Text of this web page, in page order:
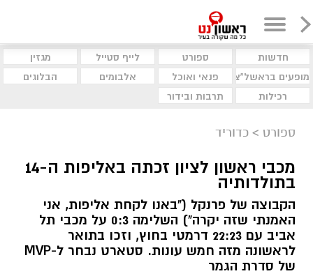
חדשות ספורט לייף סטייל
מגזין
מופעים בראשל"צ
פנאי ואוכל אלבומים
הבלוגים
רכילות
תרבות ובידור
ספורט > כדוריד
מכבי ראשון לציון זכתה באליפות ה-14
בתולדותיה
הקבוצה של פרנקל ("באנו לקחת אליפות, אני
האמנתי שזה יקרה") השלימה 0:3 על מכבי תל
אביב עם 22:23 דרמטי בחוץ, וזכו בתואר
לראשונה מזה חמש עונות. סטארט נבחר ל-MVP
של סדרת הגמר